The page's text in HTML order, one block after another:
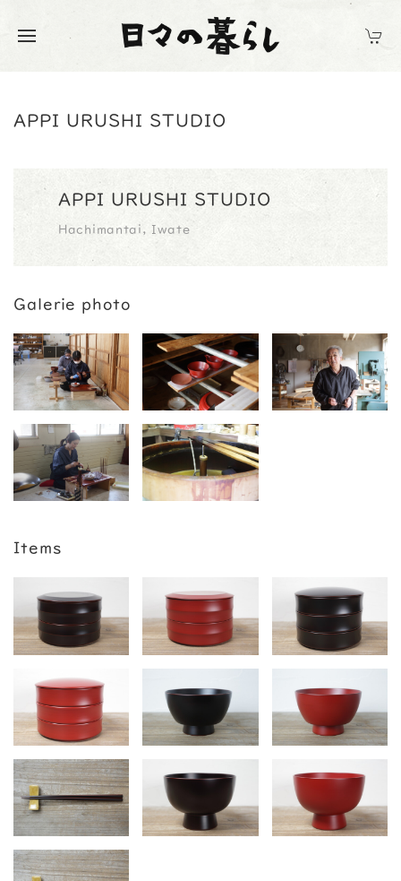
APPI URUSHI STUDIO
APPI URUSHI STUDIO
Hachimantai, Iwate
Galerie photo
Items